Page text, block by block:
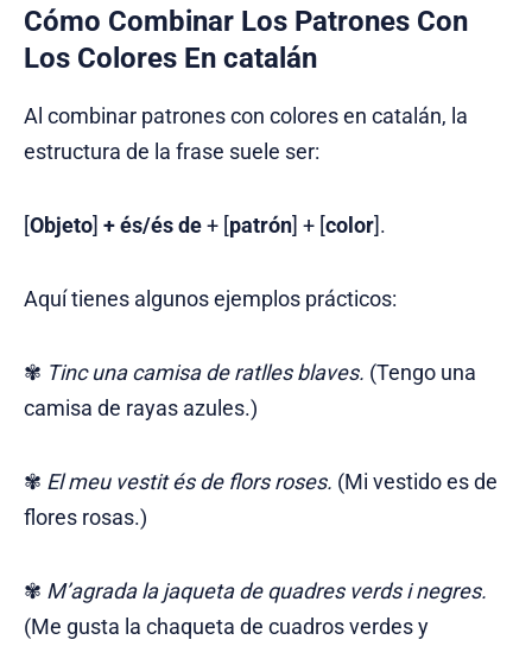
Cómo Combinar Los Patrones Con
Los Colores En catalán
Al combinar patrones con colores en catalán, la
estructura de la frase suele ser:
[Objeto] + és/és de+ [patrón] + [color].
Aquí tienes algunos ejemplos prácticos:
✾ Tinc una camisa de ratlles blaves. (Tengo una
camisa de rayas azules.)
✾ El meu vestit és de flors roses. (Mi vestido es de
flores rosas.)
✾ M’agrada la jaqueta de quadres verds i negres.
(Me gusta la chaqueta de cuadros verdes y